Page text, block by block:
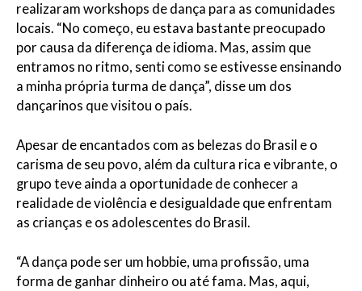
realizaram workshops de dança para as comunidades
locais. “No começo, eu estava bastante preocupado
por causa da diferença de idioma. Mas, assim que
entramos no ritmo, senti como se estivesse ensinando
a minha própria turma de dança”, disse um dos
dançarinos que visitou o país.
Apesar de encantados com as belezas do Brasil e o
carisma de seu povo, além da cultura rica e vibrante, o
grupo teve ainda a oportunidade de conhecer a
realidade de violência e desigualdade que enfrentam
as crianças e os adolescentes do Brasil.
“A dança pode ser um hobbie, uma profissão, uma
forma de ganhar dinheiro ou até fama. Mas, aqui,